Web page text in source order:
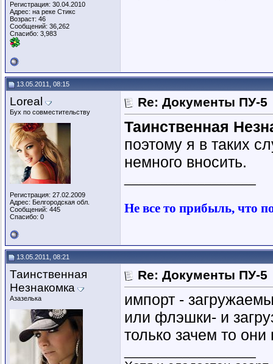
Регистрация: 30.04.2010
Адрес: на реке Стикс
Возраст: 46
Сообщений: 36,262
Спасибо: 3,983
13.05.2011, 08:15
Loreal
Бух по совместительству
Регистрация: 27.02.2009
Адрес: Белгородская обл.
Сообщений: 445
Спасибо: 0
Re: Документы ПУ-5
Таинственная
поэтому я в таких
немного вносить.
Не все то прибыль, что
13.05.2011, 08:21
Таинственная
Незнакомка
Азазелька
Re: Документы ПУ-5
импорт -
или флэшки- и
только зачем то